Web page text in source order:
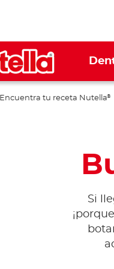
Encuentra tu receta Nutella®
Si